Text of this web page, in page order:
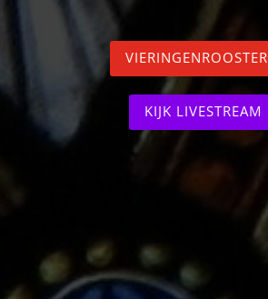
VIERINGENROOSTER
KIJK LIVESTREAM